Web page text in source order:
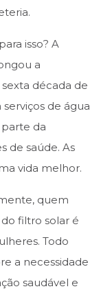
isso? A
a
década de
de água
da
de saúde. As
vida melhor.
quem
filtro solar é
Todo
a necessidade
saudável e